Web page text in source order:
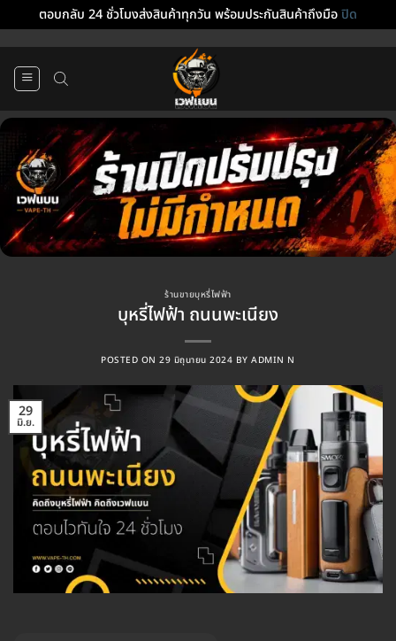
ตอบกลับ 24 ชั่วโมงส่งสินค้าทุกวัน พร้อมประกันสินค้าถึงมือปิด
ร้านขายบุหรี่ไฟฟ้า
บุหรี่ไฟฟ้า ถนนพะเนียง
POSTED ON29 มิถุนายน 2024 BYADMIN N
29
มิ.ย.